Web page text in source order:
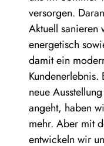
versorgen.
Aktuell sanieren
energetisch
damit ein
Kundenerlebnis.
neue
angeht, haben
mehr. Aber mit
entwickeln wir